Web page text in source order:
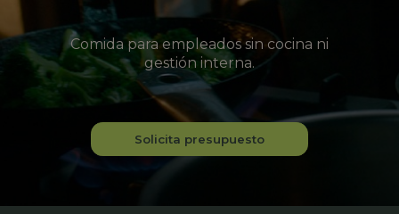
Comida para empleados sin cocina ni
gestión interna.
Solicita presupuesto